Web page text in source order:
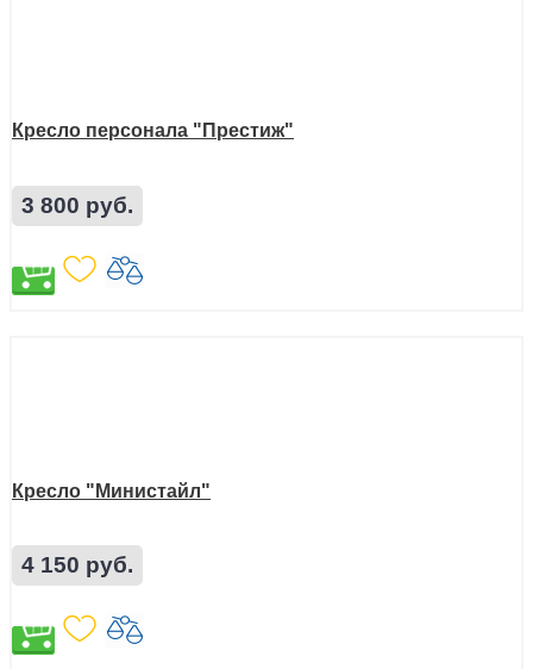
Кресло персонала "Престиж"
3 800 руб.
Кресло "Министайл"
4 150 руб.